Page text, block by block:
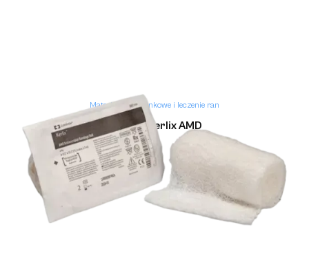
Materiały opatrunkowe i leczenie ran
Opatrunek Kerlix AMD